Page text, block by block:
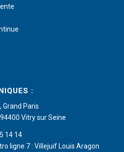
:
Grand Paris
Vitry sur Seine
14 14
ligne 7 : Villejuif Louis Aragon